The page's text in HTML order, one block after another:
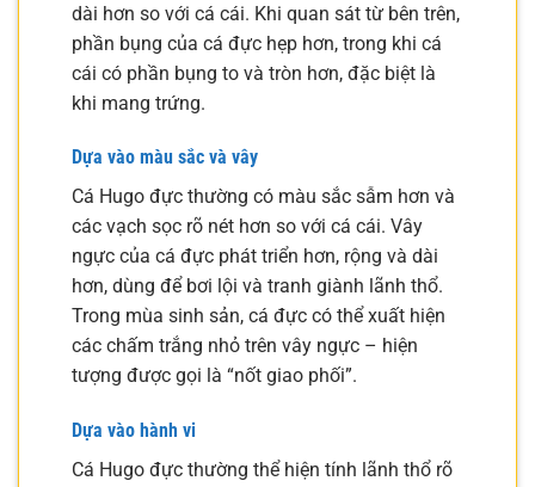
dài hơn so với cá cái. Khi quan sát từ bên trên,
phần bụng của cá đực hẹp hơn, trong khi cá
cái có phần bụng to và tròn hơn, đặc biệt là
khi mang trứng.
Dựa vào màu sắc và vây
Cá Hugo đực thường có màu sắc sẫm hơn và
các vạch sọc rõ nét hơn so với cá cái. Vây
ngực của cá đực phát triển hơn, rộng và dài
hơn, dùng để bơi lội và tranh giành lãnh thổ.
Trong mùa sinh sản, cá đực có thể xuất hiện
các chấm trắng nhỏ trên vây ngực – hiện
tượng được gọi là “nốt giao phối”.
Dựa vào hành vi
Cá Hugo đực thường thể hiện tính lãnh thổ rõ